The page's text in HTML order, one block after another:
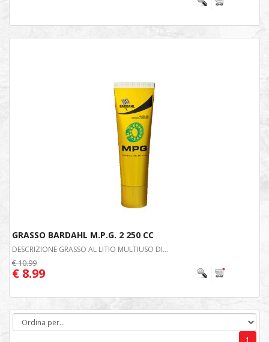
GRASSO BARDAHL M.P.G. 2 250 CC
DESCRIZIONE GRASSO AL LITIO MULTIUSO DI...
€ 10.99
€ 8.99
1